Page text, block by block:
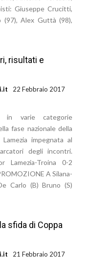
Giuseppe Crucitti,
(97), Alex Guttà (98),
risultati e
22 Febbraio 2017
in varie categorie
fase nazionale della
impegnata al
degli incontri.
Lamezia-Troina 0-2
A Silana-
Carlo (B) Bruno (S)
sfida di Coppa
21 Febbraio 2017